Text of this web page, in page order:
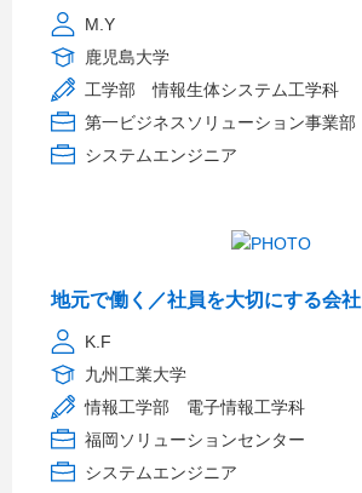
M.Y
鹿児島大学
工学部 情報生体システム工学科
第一ビジネスソリューション事業部
システムエンジニア
地元で働く／社員を大切にする会社
K.F
九州工業大学
情報工学部 電子情報工学科
福岡ソリューションセンター
システムエンジニア